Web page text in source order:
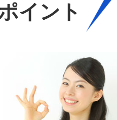
イント